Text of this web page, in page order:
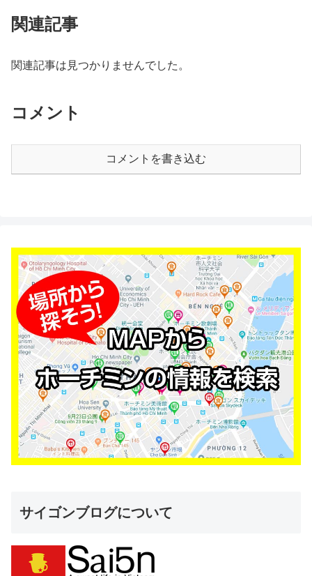
関連記事
関連記事は見つかりませんでした。
コメント
コメントを書き込む
サイゴンブログについて